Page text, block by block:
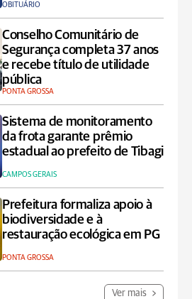
OBITUÁRIO
Conselho Comunitário de
Segurança completa 37 anos
e recebe título de utilidade
pública
PONTA GROSSA
Sistema de monitoramento
da frota garante prêmio
estadual ao prefeito de Tibagi
CAMPOS GERAIS
Prefeitura formaliza apoio à
biodiversidade e à
restauração ecológica em PG
PONTA GROSSA
Ver mais